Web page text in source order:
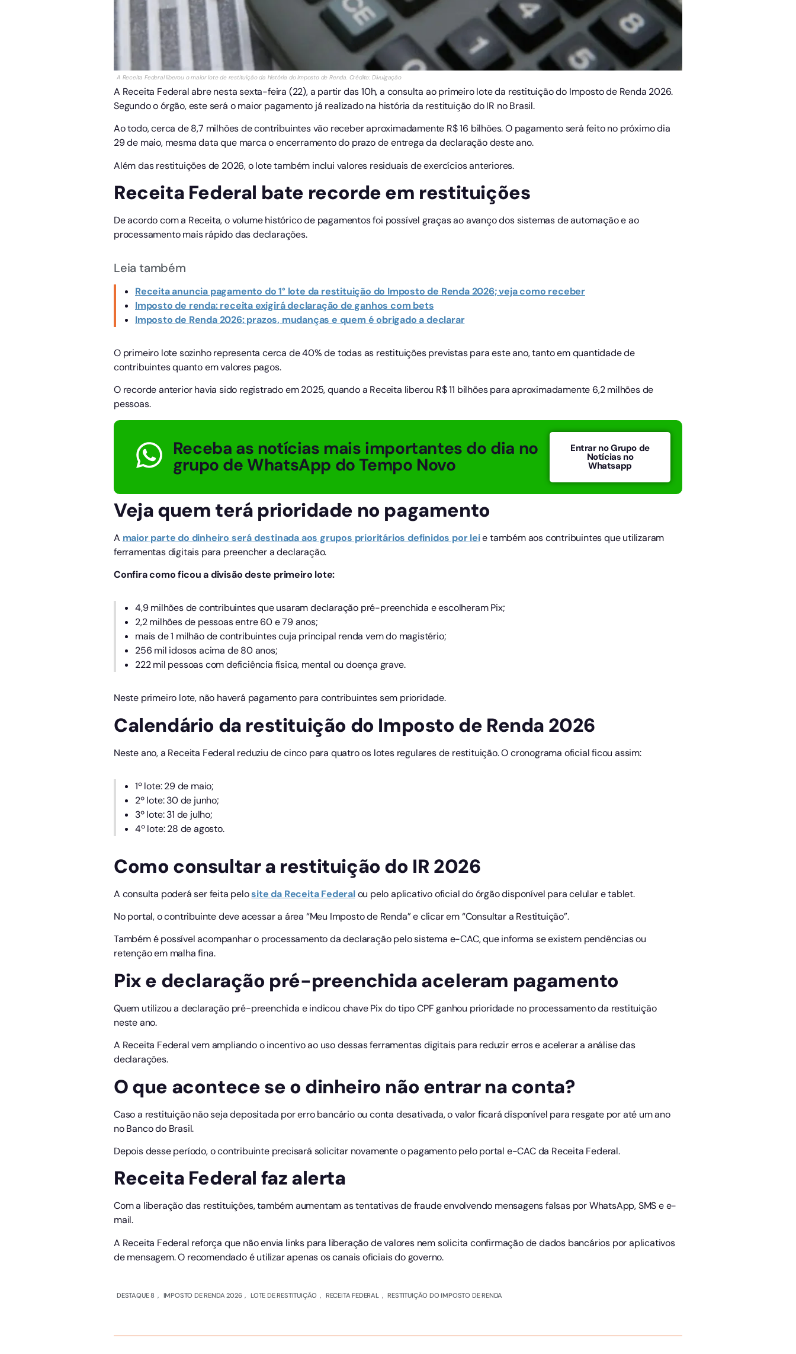
A Receita Federal liberou o maior lote de restituição da história do Imposto de Renda. Crédito: Divulgação
A Receita Federal abre nesta sexta-feira (22), a partir das 10h, a consulta ao primeiro lote da restituição do Imposto de Renda 2026.
Segundo o órgão, este será o maior pagamento já realizado na história da restituição do IR no Brasil.
Ao todo, cerca de 8,7 milhões de contribuintes vão receber aproximadamente R$ 16 bilhões. O pagamento será feito no próximo dia
29 de maio, mesma data que marca o encerramento do prazo de entrega da declaração deste ano.
Além das restituições de 2026, o lote também inclui valores residuais de exercícios anteriores.
Receita Federal bate recorde em restituições
De acordo com a Receita, o volume histórico de pagamentos foi possível graças ao avanço dos sistemas de automação e ao
processamento mais rápido das declarações.
Leia também
Receita anuncia pagamento do 1° lote da restituição do Imposto de Renda 2026; veja como receber
Imposto de renda: receita exigirá declaração de ganhos com bets
Imposto de Renda 2026: prazos, mudanças e quem é obrigado a declarar
O primeiro lote sozinho representa cerca de 40% de todas as restituições previstas para este ano, tanto em quantidade de
contribuintes quanto em valores pagos.
O recorde anterior havia sido registrado em 2025, quando a Receita liberou R$ 11 bilhões para aproximadamente 6,2 milhões de
pessoas.
Receba as notícias mais importantes do dia no
grupo de WhatsApp do Tempo Novo
Entrar no Grupo de
Notícias no
Whatsapp
Veja quem terá prioridade no pagamento
A maior parte do dinheiro será destinada aos grupos prioritários definidos por leie também aos contribuintes que utilizaram
ferramentas digitais para preencher a declaração.
Confira como ficou a divisão deste primeiro lote:
4,9 milhões de contribuintes que usaram declaração pré-preenchida e escolheram Pix;
2,2 milhões de pessoas entre 60 e 79 anos;
mais de 1 milhão de contribuintes cuja principal renda vem do magistério;
256 mil idosos acima de 80 anos;
222 mil pessoas com deficiência física, mental ou doença grave.
Neste primeiro lote, não haverá pagamento para contribuintes sem prioridade.
Calendário da restituição do Imposto de Renda 2026
Neste ano, a Receita Federal reduziu de cinco para quatro os lotes regulares de restituição. O cronograma oficial ficou assim:
1º lote: 29 de maio;
2º lote: 30 de junho;
3º lote: 31 de julho;
4º lote: 28 de agosto.
Como consultar a restituição do IR 2026
A consulta poderá ser feita pelosite da Receita Federalou pelo aplicativo oficial do órgão disponível para celular e tablet.
No portal, o contribuinte deve acessar a área “Meu Imposto de Renda” e clicar em “Consultar a Restituição”.
Também é possível acompanhar o processamento da declaração pelo sistema e-CAC, que informa se existem pendências ou
retenção em malha fina.
Pix e declaração pré-preenchida aceleram pagamento
Quem utilizou a declaração pré-preenchida e indicou chave Pix do tipo CPF ganhou prioridade no processamento da restituição
neste ano.
A Receita Federal vem ampliando o incentivo ao uso dessas ferramentas digitais para reduzir erros e acelerar a análise das
declarações.
O que acontece se o dinheiro não entrar na conta?
Caso a restituição não seja depositada por erro bancário ou conta desativada, o valor ficará disponível para resgate por até um ano
no Banco do Brasil.
Depois desse período, o contribuinte precisará solicitar novamente o pagamento pelo portal e-CAC da Receita Federal.
Receita Federal faz alerta
Com a liberação das restituições, também aumentam as tentativas de fraude envolvendo mensagens falsas por WhatsApp, SMS e e-
mail.
A Receita Federal reforça que não envia links para liberação de valores nem solicita confirmação de dados bancários por aplicativos
de mensagem. O recomendado é utilizar apenas os canais oficiais do governo.
DESTAQUE 8 , IMPOSTO DE RENDA 2026 , LOTE DE RESTITUIÇÃO , RECEITA FEDERAL , RESTITUIÇÃO DO IMPOSTO DE RENDA